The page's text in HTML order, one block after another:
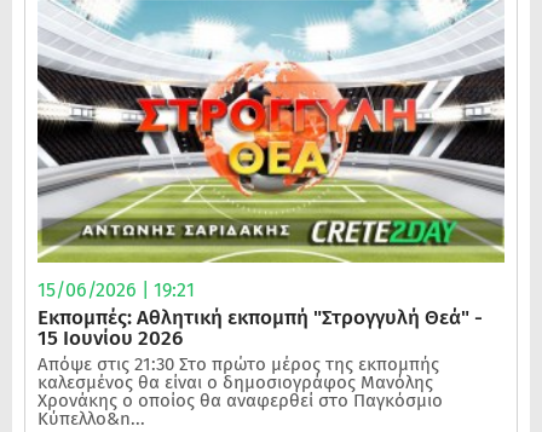
15/06/2026 | 19:21
Εκπομπές: Αθλητική εκπομπή "Στρογγυλή Θεά" -
15 Ιουνίου 2026
Απόψε στις 21:30 Στο πρώτο μέρος της εκπομπής
καλεσμένος θα είναι ο δημοσιογράφος Μανόλης
Χρονάκης ο οποίος θα αναφερθεί στο Παγκόσμιο
Κύπελλο&n...